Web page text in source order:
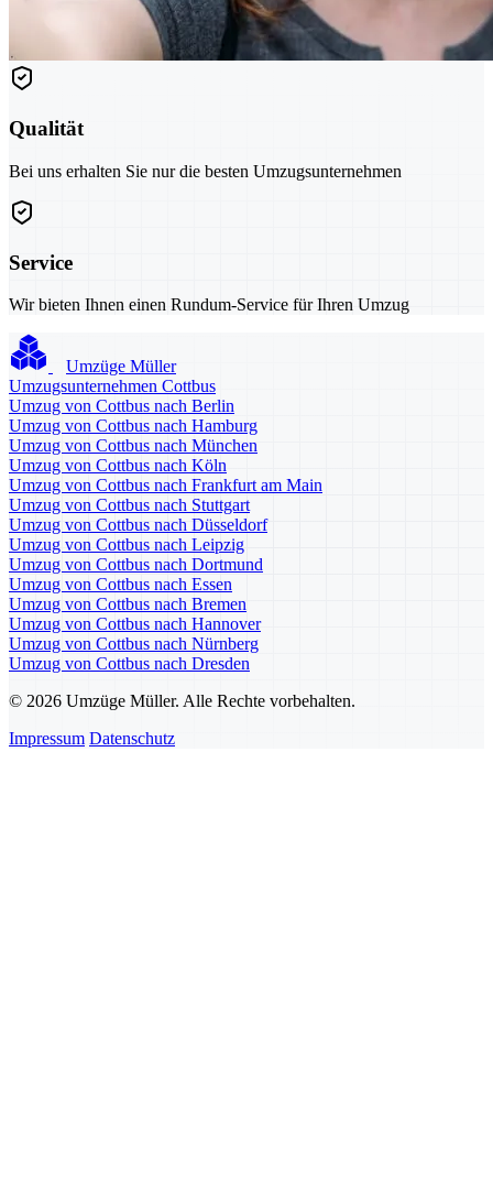
Qualität
Bei uns erhalten Sie nur die besten Umzugsunternehmen
Service
Wir bieten Ihnen einen Rundum-Service für Ihren Umzug
Umzüge Müller
Umzugsunternehmen Cottbus
Umzug von Cottbus nach Berlin
Umzug von Cottbus nach Hamburg
Umzug von Cottbus nach München
Umzug von Cottbus nach Köln
Umzug von Cottbus nach Frankfurt am Main
Umzug von Cottbus nach Stuttgart
Umzug von Cottbus nach Düsseldorf
Umzug von Cottbus nach Leipzig
Umzug von Cottbus nach Dortmund
Umzug von Cottbus nach Essen
Umzug von Cottbus nach Bremen
Umzug von Cottbus nach Hannover
Umzug von Cottbus nach Nürnberg
Umzug von Cottbus nach Dresden
© 2026 Umzüge Müller. Alle Rechte vorbehalten.
Impressum Datenschutz